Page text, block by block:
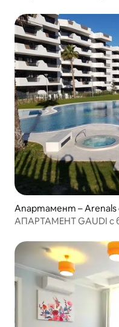
Апартамент – Arenals
АПАРТАМЕНТ GAUDI с